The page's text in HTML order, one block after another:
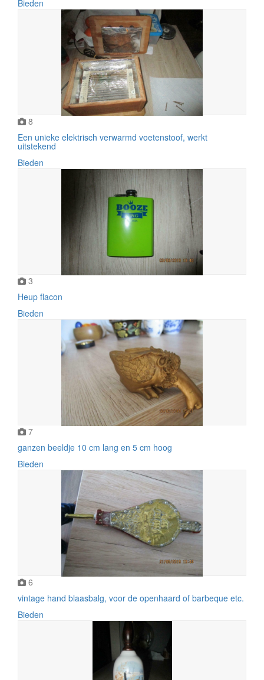
Bieden
8
Een unieke elektrisch verwarmd voetenstoof, werkt
uitstekend
Bieden
3
Heup flacon
Bieden
7
ganzen beeldje 10 cm lang en 5 cm hoog
Bieden
6
vintage hand blaasbalg, voor de openhaard of barbeque etc.
Bieden